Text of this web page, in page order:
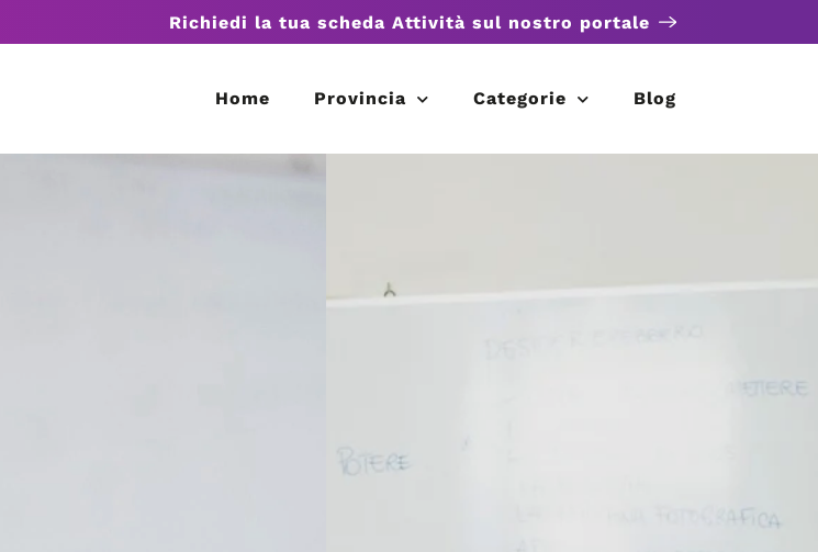
Richiedi la tua scheda Attività sul nostro portale
Home Provincia Categorie Blog